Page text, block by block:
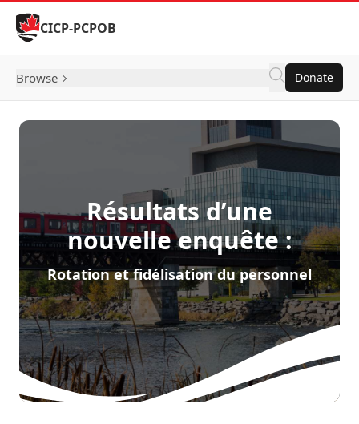
Skip to Content
CICP-PCPOB
Browse Donate
Résultats d’une
nouvelle enquête :
Rotation et fidélisation du personnel